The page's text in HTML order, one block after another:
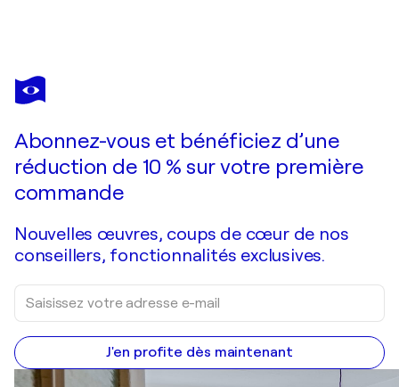
OLGA NOVOKHATSKA
Regardant les vagues
Abonnez-vous et bénéficiez d’une
réduction de 10 % sur votre première
commande
Nouvelles œuvres, coups de cœur de nos
conseillers, fonctionnalités exclusives.
J'en profite dès maintenant